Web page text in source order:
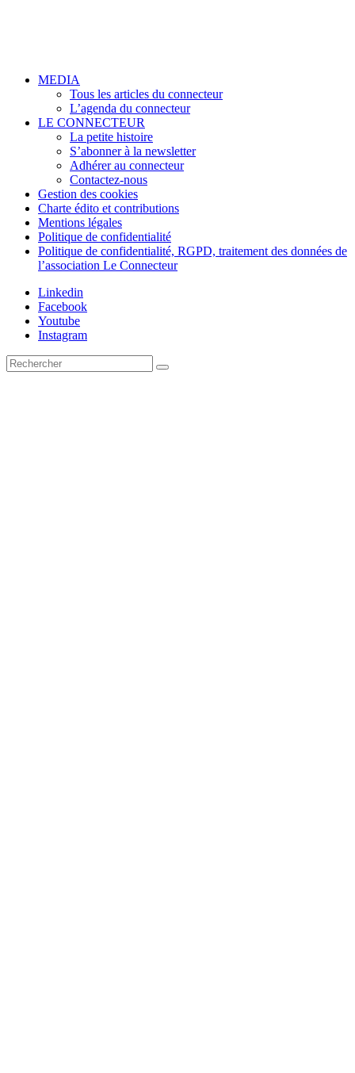
MEDIA
Tous les articles du connecteur
L’agenda du connecteur
LE CONNECTEUR
La petite histoire
S’abonner à la newsletter
Adhérer au connecteur
Contactez-nous
Gestion des cookies
Charte édito et contributions
Mentions légales
Politique de confidentialité
Politique de confidentialité, RGPD, traitement des données de
l’association Le Connecteur
Linkedin
Facebook
Youtube
Instagram